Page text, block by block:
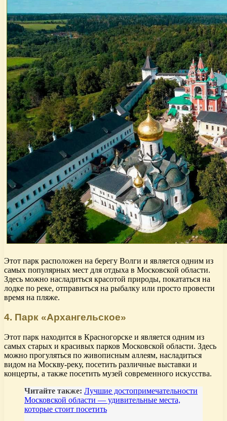
Этот парк расположен на берегу Волги и является одним из
самых популярных мест для отдыха в Московской области.
Здесь можно насладиться красотой природы, покататься на
лодке по реке, отправиться на рыбалку или просто провести
время на пляже.
4. Парк «Архангельское»
Этот парк находится в Красногорске и является одним из
самых старых и красивых парков Московской области. Здесь
можно прогуляться по живописным аллеям, насладиться
видом на Москву-реку, посетить различные выставки и
концерты, а также посетить музей современного искусства.
Читайте также: Лучшие достопримечательности
Московской области — удивительные места,
которые стоит посетить